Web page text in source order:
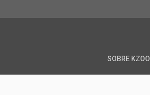
SOBRE KZOO